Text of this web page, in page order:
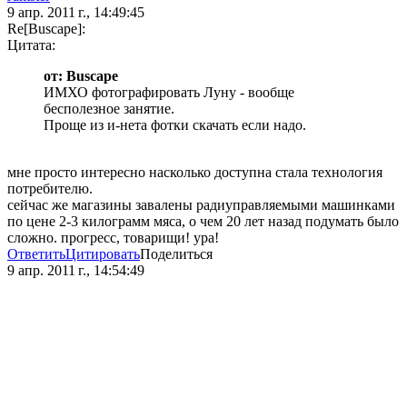
9 апр. 2011 г., 14:49:45
Re[Buscape]:
Цитата:
от: Buscape
ИМХО фотографировать Луну - вообще
бесполезное занятие.
Проще из и-нета фотки скачать если надо.
мне просто интересно насколько доступна стала технология
потребителю.
сейчас же магазины завалены радиуправляемыми машинками
по цене 2-3 килограмм мяса, о чем 20 лет назад подумать было
сложно. прогресс, товарищи! ура!
ОтветитьЦитироватьПоделиться
9 апр. 2011 г., 14:54:49